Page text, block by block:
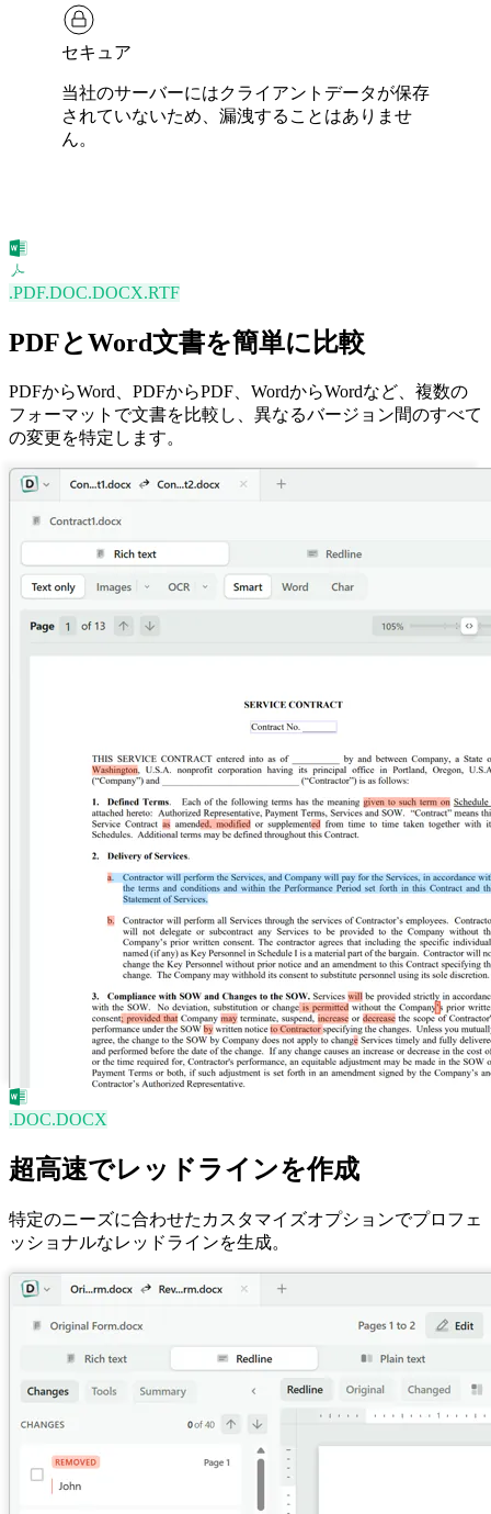
セキュア
当社のサーバーにはクライアントデータが保存
されていないため、漏洩することはありませ
ん。
.PDF.DOC.DOCX.RTF
PDFとWord文書を簡単に比較
PDFからWord、PDFからPDF、WordからWordなど、複数の
フォーマットで文書を比較し、異なるバージョン間のすべて
の変更を特定します。
.DOC.DOCX
超高速でレッドラインを作成
特定のニーズに合わせたカスタマイズオプションでプロフェ
ッショナルなレッドラインを生成。